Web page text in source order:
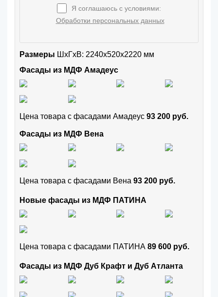
Я соглашаюсь с условиями:
Обработки персональных данных
Размеры ШxГхВ: 2240x520x2220 мм
Фасады из МДФ Амадеус
Цена товара с фасадами Амадеус 93 200 руб.
Фасады из МДФ Вена
Цена товара с фасадами Вена 93 200 руб.
Новые фасады из МДФ ПАТИНА
Цена товара с фасадами ПАТИНА 89 600 руб.
Фасады из МДФ Дуб Крафт и Дуб Атланта